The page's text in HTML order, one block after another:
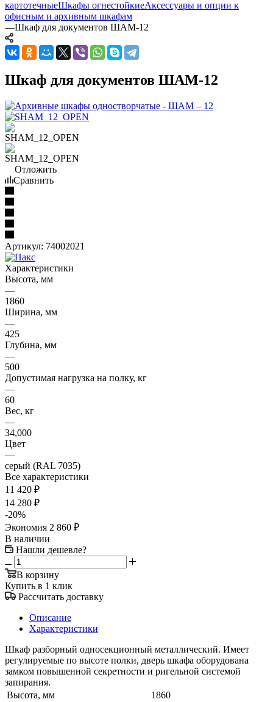
картотечныеШкафы огнестойкиеАксессуары и опции к
офисным и архивным шкафам
—Шкаф для документов ШАМ-12
Шкаф для документов ШАМ-12
Отложить
Сравнить
Артикул: 74002021
Характеристики
Высота, мм
—
1860
Ширина, мм
—
425
Глубина, мм
—
500
Допустимая нагрузка на полку, кг
—
60
Вес, кг
—
34,000
Цвет
—
серый (RAL 7035)
Все характеристики
11 420 ₽
14 280 ₽
-20%
Экономия 2 860 ₽
В наличии
Нашли дешевле?
В корзину
Купить в 1 клик
Рассчитать доставку
Описание
Характеристики
Шкаф разборный односекционный металлический. Имеет
регулируемые по высоте полки, дверь шкафа оборудована
замком повышенной секретности и ригельной системой
запирания.
Высота, мм
1860